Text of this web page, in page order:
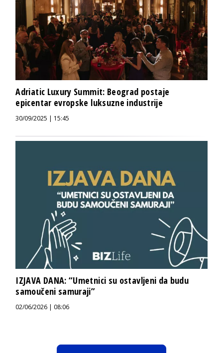
Adriatic Luxury Summit: Beograd postaje
epicentar evropske luksuzne industrije
30/09/2025 | 15:45
IZJAVA DANA: “Umetnici su ostavljeni da budu
samoučeni samuraji”
02/06/2026 | 08:06